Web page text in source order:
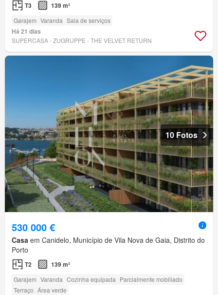
T3 139 m²
Garajem Varanda Sala de serviços
Há 21 dias
SUPERCASA - ZUGRUPPE - THE VELVET RETURN
10 Fotos
530 000 €
Casa em Canidelo, Município de Vila Nova de Gaia, Distrito do
Porto
T2 139 m²
Garajem Varanda Cozinha equipada Parcialmente mobiliado
Terraço Área verde